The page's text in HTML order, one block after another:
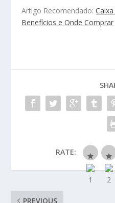
Artigo Recomendado:
Benefícios e Onde Comprar
RATE:
PREVIOUS